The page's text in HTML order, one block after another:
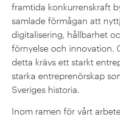
framtida konkurrenskraft
samlade förmågan att
digitalisering, hållbarhet
förnyelse och innovation.
detta krävs ett starkt
starka entreprenörskap
Sveriges historia.
Inom ramen för vårt